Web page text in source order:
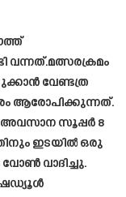
വന്നത്.മത്സരക്രമം
വേണ്ടത്ര
ആരോപിക്കുന്നത്.
അവസാന സൂപ്പർ 8
ഇടയിൽ ഒരു
വാദിച്ചു.